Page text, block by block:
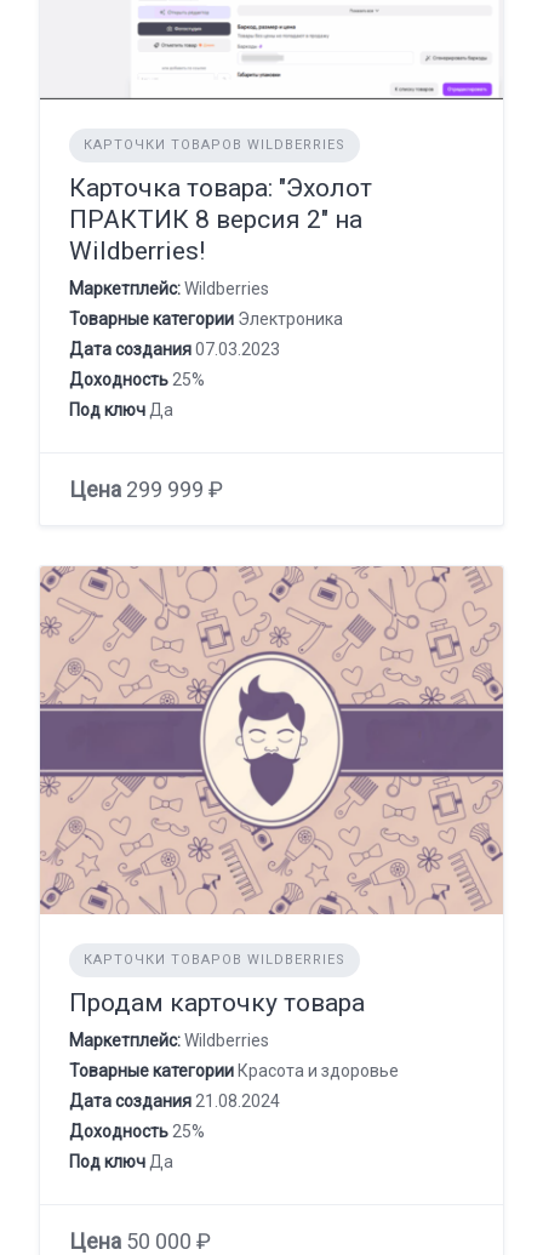
КАРТОЧКИ ТОВАРОВ WILDBERRIES
Карточка товара: "Эхолот
ПРАКТИК 8 версия 2" на
Wildberries!
Маркетплейс:Wildberries
Товарные категории Электроника
Дата создания07.03.2023
Доходность 25%
Под ключ Да
Цена 299 999 ₽
КАРТОЧКИ ТОВАРОВ WILDBERRIES
Продам карточку товара
Маркетплейс:Wildberries
Товарные категорииКрасота и здоровье
Дата создания 21.08.2024
Доходность 25%
Под ключ Да
Цена 50 000 ₽